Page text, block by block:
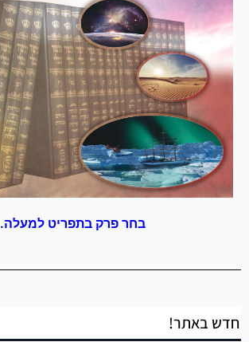
בחר פרק בתפריט למעלה.
חדש באתר!